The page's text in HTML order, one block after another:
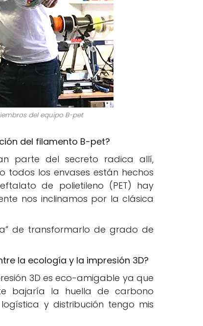
del equipo B-pet
del filamento B-pet?
parte del secreto radica allí,
todos los envases están hechos
de polietileno (PET) hay
nos inclinamos por la clásica
de transformarlo de grado de
la ecología y la impresión 3D?
3D es eco-amigable ya que
bajaría la huella de carbono
y distribución tengo mis